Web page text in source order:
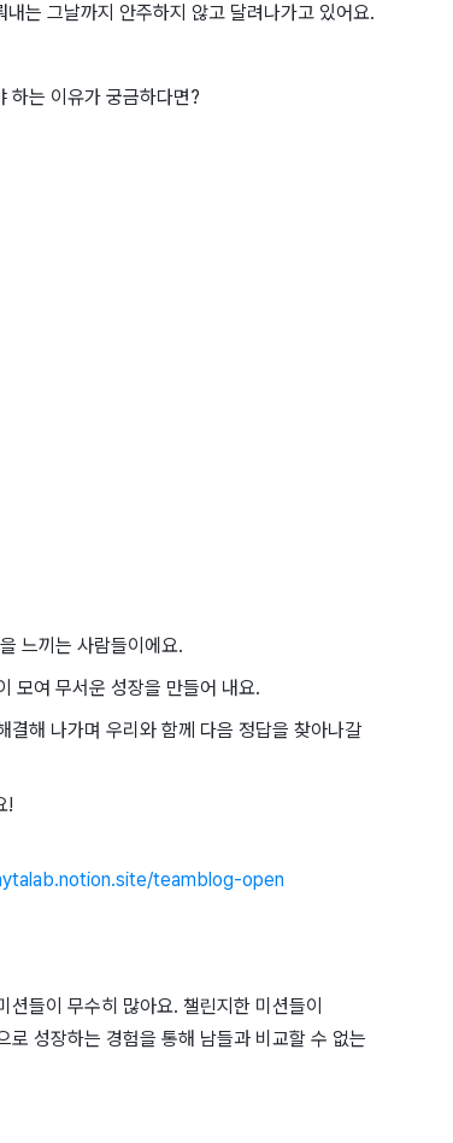
는 그날까지 안주하지 않고 달려나가고 있어요.
하는 이유가 궁금하다면?
느끼는 사람들이에요.
모여 무서운 성장을 만들어 내요.
결해 나가며 우리와 함께 다음 정답을 찾아나갈
!
teamblog-open
들이 무수히 많아요. 챌린지한 미션들이
성장하는 경험을 통해 남들과 비교할 수 없는